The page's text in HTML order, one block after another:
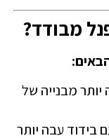
מבודד?
יותר מבנייה של
בידוד עבה יותר